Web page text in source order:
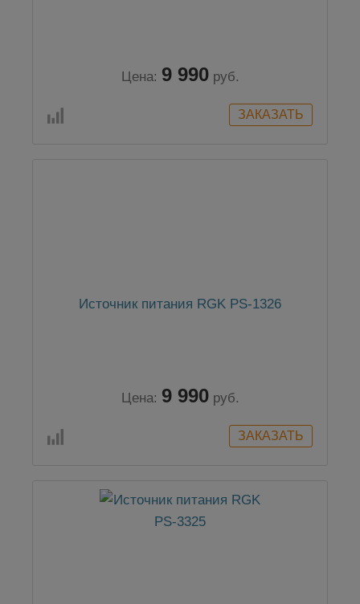
Цена: 9 990 руб.
Источник питания RGK PS-1326
Цена: 9 990 руб.